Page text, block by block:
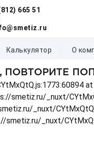
665 51
калькулятор о
smetiz.ru/_nuxt/
_nuxt/
_nuxt/